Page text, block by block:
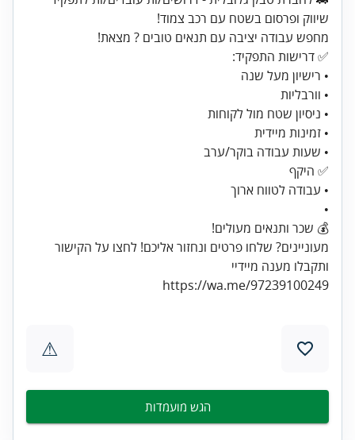
💰 שכר ותנאים מעולים!
מעוניינים? שלחו פרטים ונחזור אליכם! לחצו על הקישור
https://wa.me/97239100249
⚠
הגש מועמדות